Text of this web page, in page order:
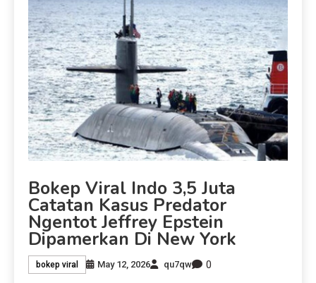
Bokep Viral Indo 3,5 Juta
Catatan Kasus Predator
Ngentot Jeffrey Epstein
Dipamerkan Di New York
bokep viral May 12, 2026 qu7qw 0